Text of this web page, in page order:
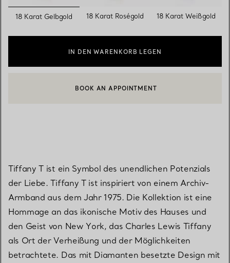
ausgewählt
18 Karat Gelbgold 18 Karat Roségold 18 Karat Weißgold
IN DEN WARENKORB LEGEN
EINEN KUNDENBERATER KONTAKTIEREN ODER EINEN
BOOK AN APPOINTMENT
Tiffany T ist ein Symbol des unendlichen Potenzials
der Liebe. Tiffany T ist inspiriert von einem Archiv-
Armband aus dem Jahr 1975. Die Kollektion ist eine
Hommage an das ikonische Motiv des Hauses und
den Geist von New York, das Charles Lewis Tiffany
als Ort der Verheißung und der Möglichkeiten
betrachtete. Das mit Diamanten besetzte Design mit